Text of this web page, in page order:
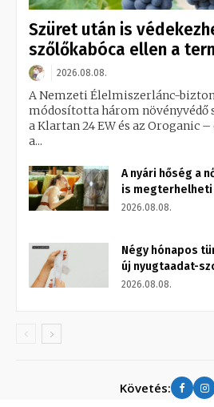
Szüret után is
szőlőkabóca ellen a
2026.08.08.
A Nemzeti Élelmiszerlánc-
módosította három növényvédő
a Klartan 24 EW és az Oroganic
a...
A nyári hőség a
is megterhelheti
2026.08.08.
Négy hónapos
új nyugtaadat-
2026.08.08.
Követés: